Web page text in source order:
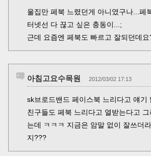
울집만 페북 느렸던게 아니였구나...페
터넷선 다 끊고 싶은 충동이...;
근데 요즘엔 페북도 빠르고 잘되던데
아침고요수목원 2012/03/02 17:13
sk브로드밴드 페이스북 느리다고 얘기
친구들도 페북 느리다고 열받는다고
는데 ㅋㅋㅋ 지금은 암말 없이 잘쓰더
지???